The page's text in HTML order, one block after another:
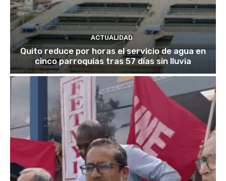
ACTUALIDAD
Quito reduce por horas el servicio de agua en
cinco parroquias tras 57 días sin lluvia